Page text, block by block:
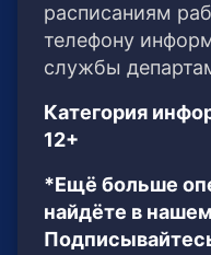
расписаниям
телефону
службы
Категория
12+
*Ещё больше
найдёте в